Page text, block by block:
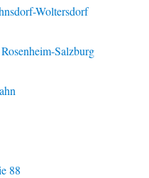
Woltersdorf
Salzburg
88